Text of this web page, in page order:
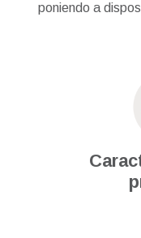
poniendo a